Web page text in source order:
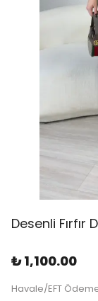
Desenli Fırfır
₺ 1,100.00
Havale/EFT